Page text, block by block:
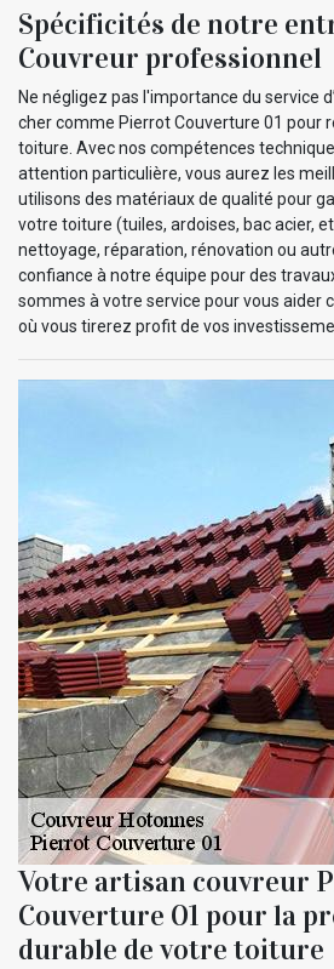
Spécificités de notre
Couvreur professionnel
Ne négligez pas l'importance du service
cher comme Pierrot Couverture 01 pour
toiture. Avec nos compétences
attention particulière, vous aurez les
utilisons des matériaux de qualité pour
votre toiture (tuiles, ardoises, bac acier,
nettoyage, réparation, rénovation ou
confiance à notre équipe pour des
sommes à votre service pour vous aider
où vous tirerez profit de vos
Votre artisan couvreur
Couverture 01 pour la
durable de votre toiture